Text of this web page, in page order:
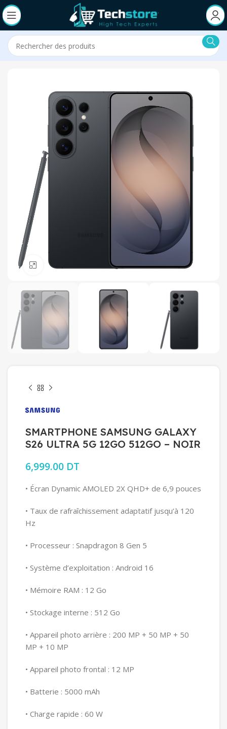
Click to enlarge
SMARTPHONE SAMSUNG GALAXY
S26 ULTRA 5G 12GO 512GO – NOIR
6,999.00 DT
• Écran Dynamic AMOLED 2X QHD+ de 6,9 pouces
• Taux de rafraîchissement adaptatif jusqu’à 120
Hz
• Processeur : Snapdragon 8 Gen 5
• Système d’exploitation : Android 16
• Mémoire RAM : 12 Go
• Stockage interne : 512 Go
• Appareil photo arrière : 200 MP + 50 MP + 50
MP + 10 MP
• Appareil photo frontal : 12 MP
• Batterie : 5000 mAh
• Charge rapide : 60 W